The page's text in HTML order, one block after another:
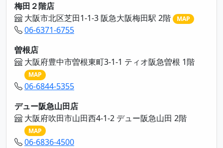
梅田２階店
大阪市北区芝田1-1-3 阪急大阪梅田駅 2階
MAP
06-6371-6755
曽根店
大阪府豊中市曽根東町3-1-1 ティオ阪急曽根 1階
MAP
06-6844-5355
デュー阪急山田店
大阪府吹田市山田西4-1-2 デュー阪急山田 2階
MAP
06-6836-4500